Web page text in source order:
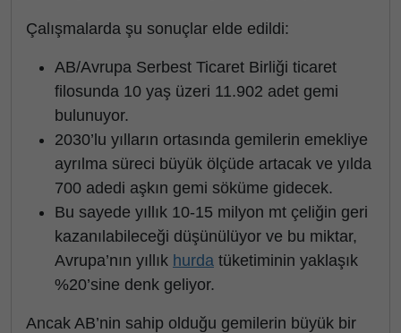
Çalışmalarda şu sonuçlar elde edildi:
AB/Avrupa Serbest Ticaret Birliği ticaret
filosunda 10 yaş üzeri 11.902 adet gemi
bulunuyor.
2030’lu yılların ortasında gemilerin emekliye
ayrılma süreci büyük ölçüde artacak ve yılda
700 adedi aşkın gemi söküme gidecek.
Bu sayede yıllık 10-15 milyon mt çeliğin geri
kazanılabileceği düşünülüyor ve bu miktar,
Avrupa’nın yıllık hurda tüketiminin yaklaşık
%20’sine denk geliyor.
Ancak AB’nin sahip olduğu gemilerin büyük bir